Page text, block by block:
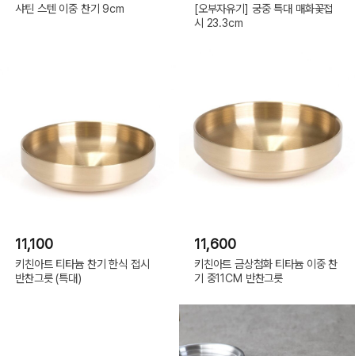
샤틴 스텐 이중 찬기 9cm
[오부자유기] 궁중 특대 매화꽃접
시 23.3cm
11,100
키친아트 티타늄 찬기 한식 접시
반찬그릇 (특대)
11,600
키친아트 금상첨화 티타늄 이중 찬
기 중11CM 반찬그릇